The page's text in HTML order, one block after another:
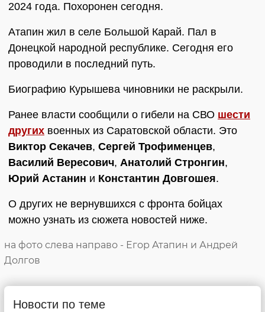
2024 года. Похоронен сегодня.
Атапин жил в селе Большой Карай. Пал в
Донецкой народной республике. Сегодня его
проводили в последний путь.
Биографию Курышева чиновники не раскрыли.
Ранее власти сообщили о гибели на СВО шести
других военных из Саратовской области. Это
Виктор Секачев, Сергей Трофименцев,
Василий Вересович, Анатолий Стронгин,
Юрий Астанин и Константин Довгошея.
О других не вернувшихся с фронта бойцах
можно узнать из сюжета новостей ниже.
на фото слева направо - Егор Атапин и Андрей
Долгов
Новости по теме